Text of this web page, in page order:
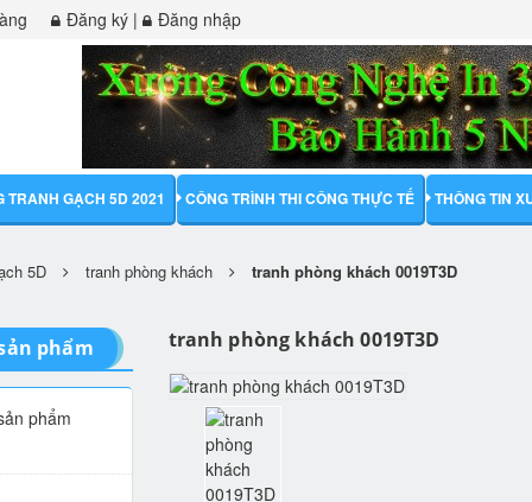
Đăng ký | Đăng nhập
TRANH GẠCH 5D 2021 CÔNG TRÌNH THI CÔNG THỰC TẾ THÔNG TIN
5D tranh phòng khách tranh phòng khách 0019T3D
tranh phòng khách 0019T3D
phẩm
phẩm